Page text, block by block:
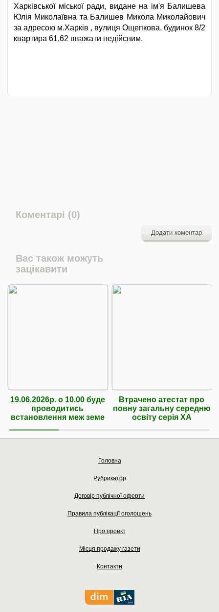
Харківської міської ради, видане на ім'я Балишева
Юлія Миколаївна та Балишев Микола Миколайович
за адресою м.Харків , вулиця Ощепкова, будинок 8/2
квартира 61,62 вважати недійсним.
Коментарі (0)
Додати коментар
Вас також можуть
зацікавити
19.06.2026р. о 10.00 буде
проводитись
встановлення меж земе
Втрачено атестат про
повну загальну середню
освіту серія ХА
Головна
Рубрикатор
Договір публічної оферти
Правила публікації оголошень
Про проект
Місця продажу газети
Контакти